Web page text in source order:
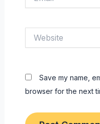
Save my name,
browser for the next